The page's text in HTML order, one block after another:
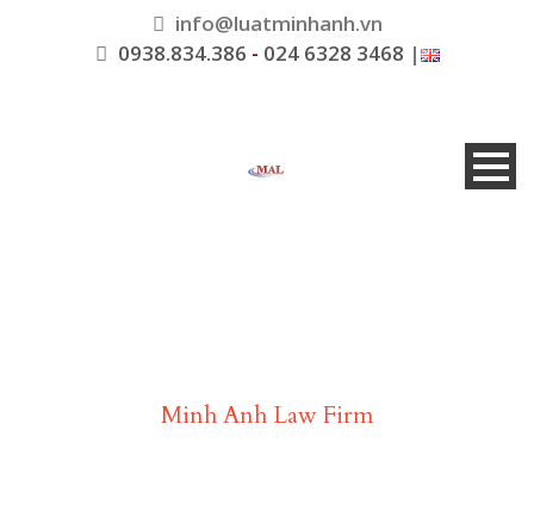
info@luatminhanh.vn
0938.834.386 - 024 6328 3468 |
Minh Anh Law Firm